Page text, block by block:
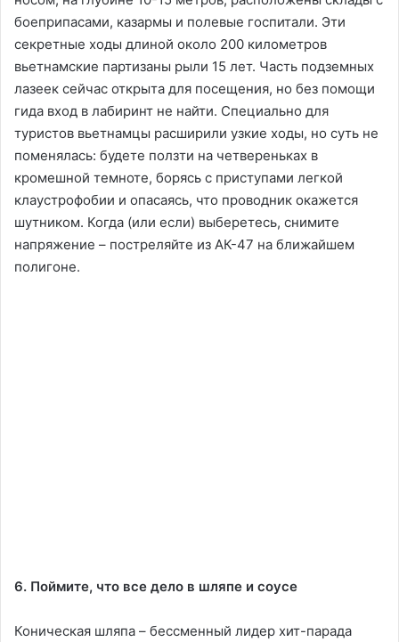
боеприпасами, казармы и полевые госпитали. Эти
секретные ходы длиной около 200 километров
вьетнамские партизаны рыли 15 лет. Часть подземных
лазеек сейчас открыта для посещения, но без помощи
гида вход в лабиринт не найти. Специально для
туристов вьетнамцы расширили узкие ходы, но суть не
поменялась: будете ползти на четвереньках в
кромешной темноте, борясь с приступами легкой
клаустрофобии и опасаясь, что проводник окажется
шутником. Когда (или если) выберетесь, снимите
напряжение – постреляйте из АК-47 на ближайшем
полигоне.
6. Поймите, что все дело в шляпе и соусе
Коническая шляпа – бессменный лидер хит-парада